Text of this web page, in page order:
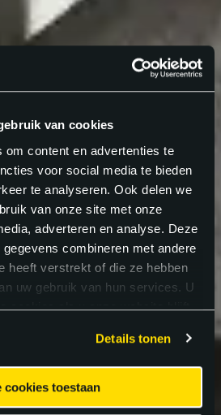
van cookies
om content en advertenties te
voor social media te bieden
te analyseren. Ook delen we
van onze site met onze
adverteren en analyse. Deze
combineren met andere
heeft verstrekt of die ze hebben
uw gebruik van hun services. U
cookies als u onze website blijft
Details tonen
cookies toestaan